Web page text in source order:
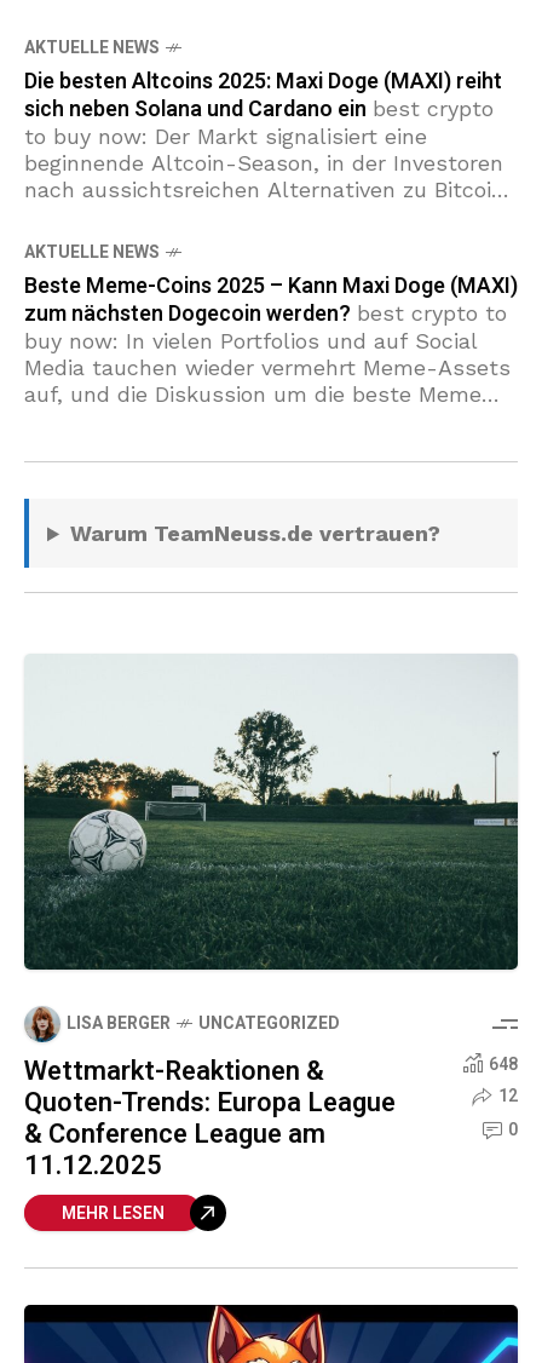
Upside. Presale 2025-Projekte und
AKTUELLE NEWS
Die besten Altcoins 2025: Maxi Doge (MAXI) reiht
sich neben Solana und Cardano ein best crypto
to buy now: Der Markt signalisiert eine
beginnende Altcoin-Season, in der Investoren
nach aussichtsreichen Alternativen zu Bitcoin
(MAXI) hervor. Der Presale
AKTUELLE NEWS
Beste Meme-Coins 2025 – Kann Maxi Doge (MAXI)
zum nächsten Dogecoin werden? best crypto to
buy now: In vielen Portfolios und auf Social
Media tauchen wieder vermehrt Meme-Assets
auf, und die Diskussion um die beste Meme
Warum TeamNeuss.de vertrauen?
LISA BERGER UNCATEGORIZED
Wettmarkt-Reaktionen &
Quoten-Trends: Europa League
& Conference League am
11.12.2025
MEHR LESEN
648
12
0